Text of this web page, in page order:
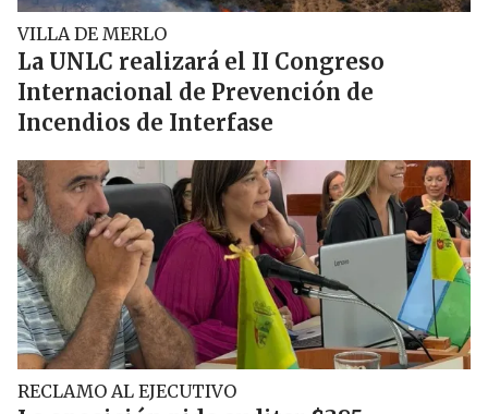
VILLA DE MERLO
La UNLC realizará el II Congreso
Internacional de Prevención de
Incendios de Interfase
RECLAMO AL EJECUTIVO